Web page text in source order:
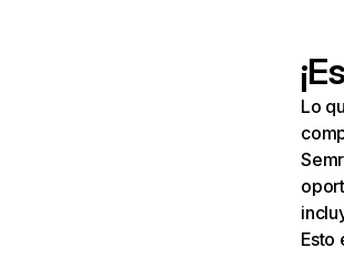
Lo
Esto